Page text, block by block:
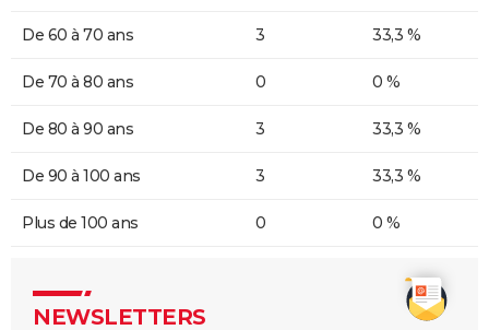
De 60 à 70 ans 3 33,3 %
De 70 à 80 ans 0 0 %
De 80 à 90 ans 3 33,3 %
De 90 à 100 ans 3 33,3 %
Plus de 100 ans 0 0 %
NEWSLETTERS